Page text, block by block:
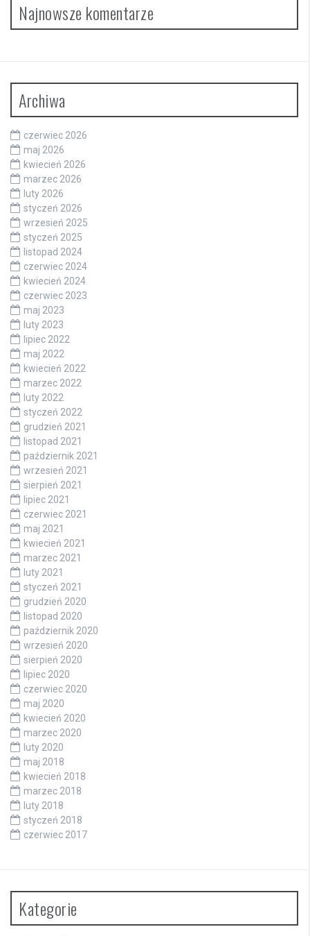
Najnowsze komentarze
Archiwa
czerwiec 2026
maj 2026
kwiecień 2026
marzec 2026
luty 2026
styczeń 2026
wrzesień 2025
styczeń 2025
listopad 2024
czerwiec 2024
kwiecień 2024
czerwiec 2023
maj 2023
luty 2023
lipiec 2022
maj 2022
kwiecień 2022
marzec 2022
luty 2022
styczeń 2022
grudzień 2021
listopad 2021
październik 2021
wrzesień 2021
sierpień 2021
lipiec 2021
czerwiec 2021
maj 2021
kwiecień 2021
marzec 2021
luty 2021
styczeń 2021
grudzień 2020
listopad 2020
październik 2020
wrzesień 2020
sierpień 2020
lipiec 2020
czerwiec 2020
maj 2020
kwiecień 2020
marzec 2020
luty 2020
maj 2018
kwiecień 2018
marzec 2018
luty 2018
styczeń 2018
czerwiec 2017
Kategorie